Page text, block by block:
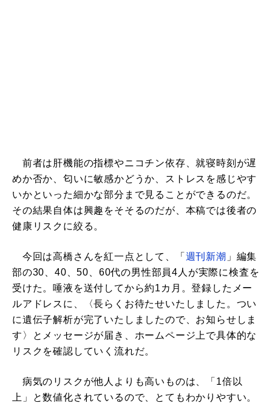
前者は肝機能の指標やニコチン依存、就寝時刻が遅
めか否か、匂いに敏感かどうか、ストレスを感じやす
いかといった細かな部分まで見ることができるのだ。
その結果自体は興趣をそそるのだが、本稿では後者の
健康リスクに絞る。
今回は高橋さんを紅一点として、「 週刊新潮 」編集
部の30、40、50、60代の男性部員4人が実際に検査を
受けた。唾液を送付してから約1カ月。登録したメー
ルアドレスに、〈長らくお待たせいたしました。つい
に遺伝子解析が完了いたしましたので、お知らせしま
す〉とメッセージが届き、ホームページ上で具体的な
リスクを確認していく流れだ。
病気のリスクが他人よりも高いものは、「1倍以
上」と数値化されているので、とてもわかりやすい。